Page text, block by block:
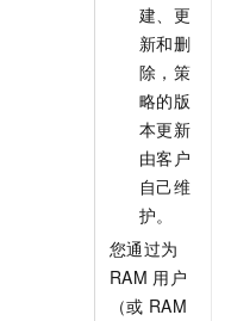
建、更
新和删
除，策
略的版
本更新
由客户
自己维
护。
您通过为
RAM 用户
（或 RAM